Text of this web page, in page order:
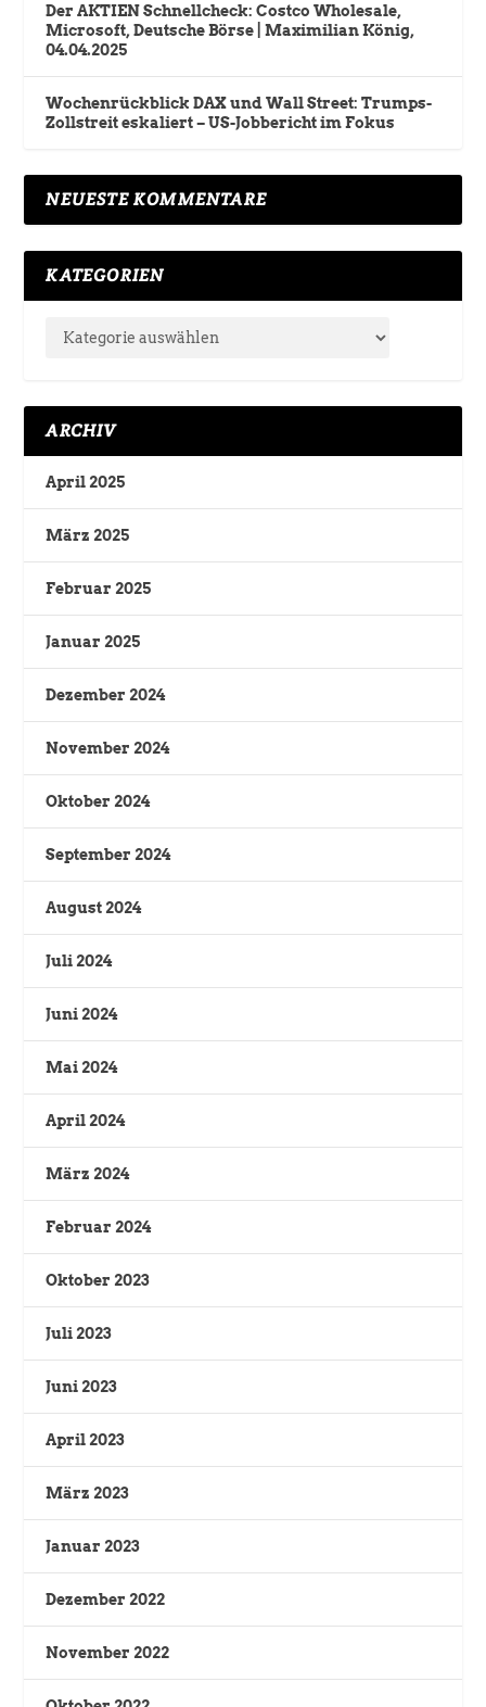
Der AKTIEN Schnellcheck: Costco Wholesale,
Microsoft, Deutsche Börse | Maximilian König,
04.04.2025
Wochenrückblick DAX und Wall Street: Trumps-
Zollstreit eskaliert – US-Jobbericht im Fokus
NEUESTE KOMMENTARE
KATEGORIEN
ARCHIV
April 2025
März 2025
Februar 2025
Januar 2025
Dezember 2024
November 2024
Oktober 2024
September 2024
August 2024
Juli 2024
Juni 2024
Mai 2024
April 2024
März 2024
Februar 2024
Oktober 2023
Juli 2023
Juni 2023
April 2023
März 2023
Januar 2023
Dezember 2022
November 2022